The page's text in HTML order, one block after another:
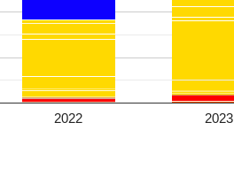
2022 2023